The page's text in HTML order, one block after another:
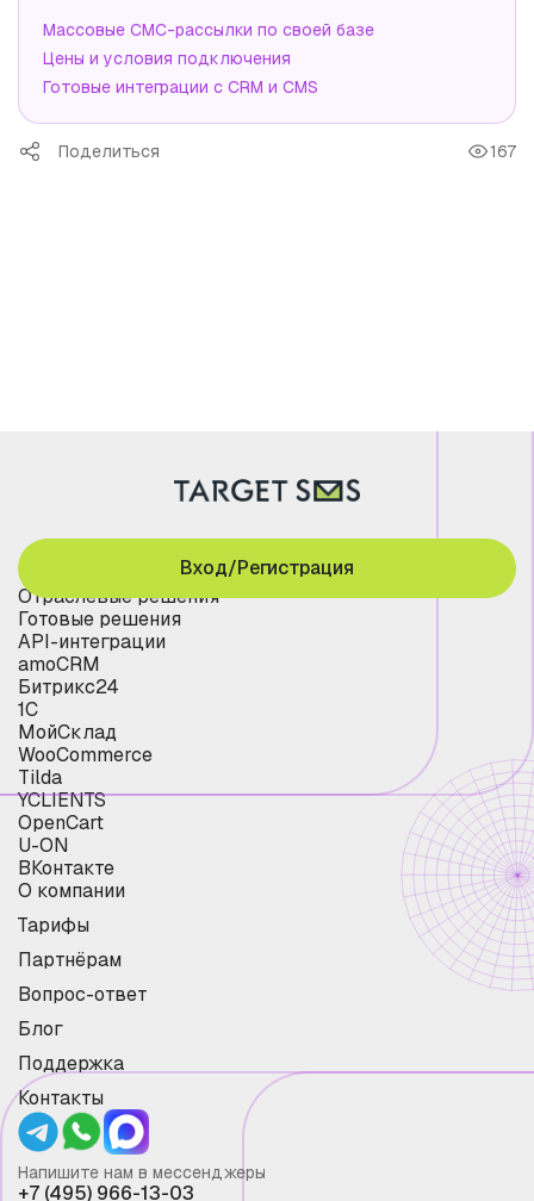
Массовые СМС-рассылки по своей базе
Цены и условия подключения
Готовые интеграции с CRM и CMS
Поделиться 167
Отраслевые решения
Готовые решения
API-интеграции
amoCRM
Битрикс24
1С
МойСклад
WooCommerce
Tilda
YCLIENTS
OpenCart
U-ON
ВКонтакте
О компании
Тарифы
Партнёрам
Вопрос-ответ
Блог
Поддержка
Контакты
Вход/Регистрация
Напишите нам в мессенджеры
+7 (495) 966-13-03